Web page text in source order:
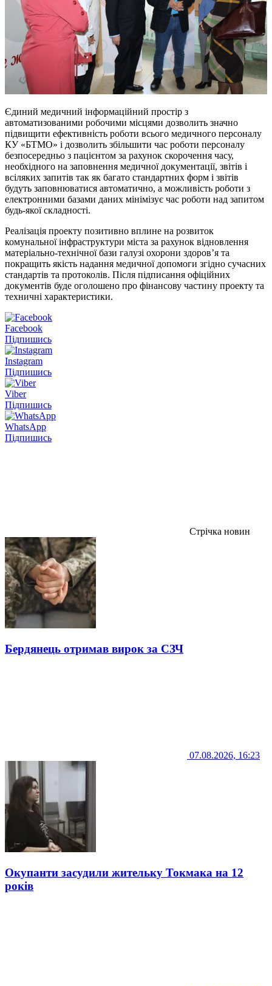
Єдиний медичний інформаційний простір з
автоматизованими робочими місцями дозволить значно
підвищити ефективність роботи всього медичного персоналу
КУ «БТМО» і дозволить збільшити час роботи персоналу
безпосередньо з пацієнтом за рахунок скорочення часу,
необхідного на заповнення медичної документації, звітів і
всіляких запитів так як багато стандартних форм і звітів
будуть заповнюватися автоматично, а можливість роботи з
електронними базами даних мінімізує час роботи над запитом
будь-якої складності.
Реалізація проекту позитивно вплине на розвиток
комунальної інфраструктури міста за рахунок відновлення
матеріально-технічної бази галузі охорони здоров’я та
покращить якість надання медичної допомоги згідно сучасних
стандартів та протоколів. Після підписання офіційних
документів буде оголошено про фінансову частину проекту та
техничні характеристики.
Facebook
Підпишись
Instagram
Підпишись
Viber
Підпишись
WhatsApp
Підпишись
Стрічка новин
Бердянець отримав вирок за СЗЧ
07.08.2026, 16:23
Окупанти засудили жительку Токмака на 12
років